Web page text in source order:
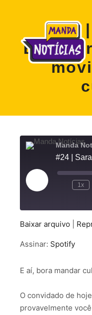
#24
Binho:
Manda
1x
FEED RSS
COMPARTILHAR
INCORPORAR
Baixar arquivo
Assinar: Spotify
E aí, bora mandar
O convidado de
provavelmente